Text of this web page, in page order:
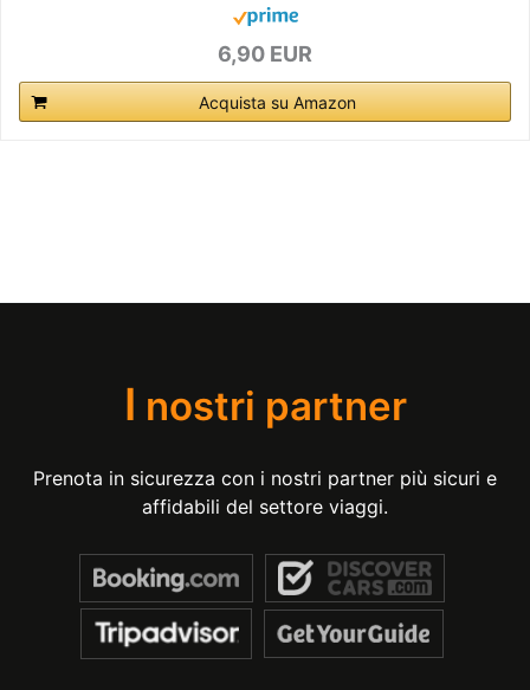
6,90 EUR
Acquista su Amazon
I nostri partner
Prenota in sicurezza con i nostri partner più sicuri e
affidabili del settore viaggi.